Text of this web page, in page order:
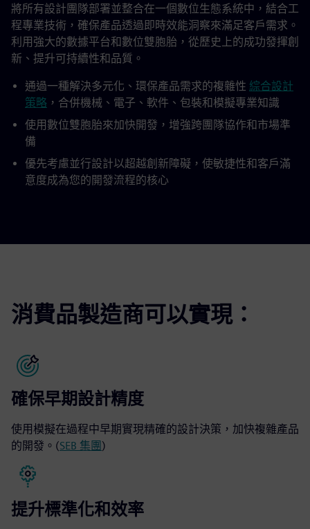
將所有設計團隊部署並整合在一個數位生態系統中，結合工
程專業技術，確保產品透過即時效能洞察來滿足客戶需求。
利用強大的數據平台和數位雙胞胎，從歷史上的成功發揮創
新、提升可持續性和品質。
通過一種解決多元化、環保產品需求的複雜性 綜合設計
策略 ，合併機械、電子、軟件、包裝和模擬專業知識
使用數位雙胞胎來加快開發，增強跨團隊協作和市場準
備
優先考慮並行設計以超越創新障礙，使敏捷性和客戶滿
意度成為您的開發流程的核心
消費品製造商可以實現：
確保早期設計精度
使用模擬在過程中早期實現精確的設計決策，加快複雜產品
的開發。(SEB 集團)
提升標準化和效率